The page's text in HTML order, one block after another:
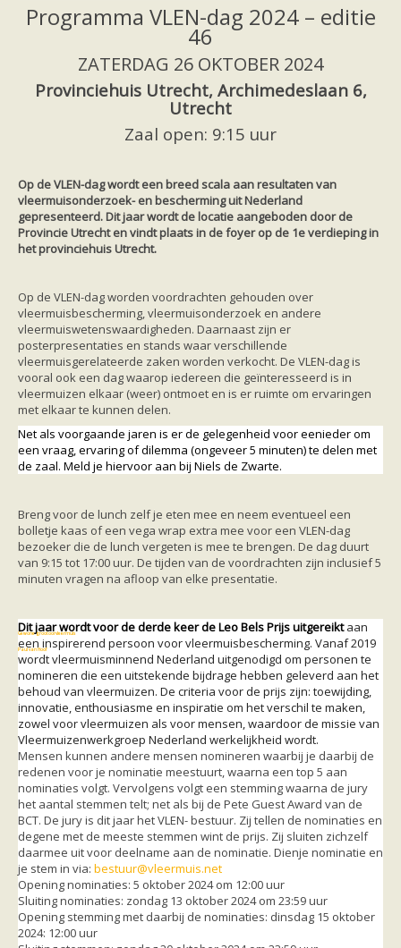
Limburg
Overijssel
Utrecht
Zeeland
Vleermuizen en ziektes
Gebiedsbescherming
Hulp bij bouwplannen en bomenkap
Vleermuisprotocol
Knelpunten in vleermuisbescherming
Vleermuis advies en onderzoekbureaus
Meedoen
Landelijk zoogdierwerkgroepen
Regionale of provinciale werkgroepen
Jeugd
Internationaal
Landelijke natuurverenigingen
Ik wil graag mee op vleermuisexcursie
Vleermuizen in de tuin
Ik ben op zoek naar een detector
Ecologie en soorten
Hoe vleermuizen leven
Echolocatie
Soorten
Baardvleermuis
Bechsteins vleermuis
Bosvleermuis
Franjestaart
Gewone dwergvleermuis
Grijze grootoorvleermuis
Grote rosse vleermuis
Ingekorven vleermuis
Kleine en grote hoefijzerneus
Laatvlieger
Meervleermuis
Mopsvleermuis
Noordse vleermuis
Rosse vleermuis
Ruige dwergvleermuis
Tweekleurige vleermuis
Vale vleermuis
Watervleermuis
Vleermuizen en eikenprocessierups
Kinderpagina
Spreekbeurt
Knutselen
Tekenen
Gewone grootoorvleermuis
Paul van Hoof
Programma VLEN-dag 2024 – editie
46
ZATERDAG 26 OKTOBER 2024
Provinciehuis Utrecht, Archimedeslaan 6,
Utrecht
Zaal open: 9:15 uur
Op de VLEN-dag wordt een breed scala aan resultaten van
vleermuisonderzoek- enbescherming uit Nederland
gepresenteerd. Dit jaar wordt de locatie aangeboden door de
Provincie Utrecht en vindt plaats in de foyer op de 1everdieping in
hetprovinciehuis Utrecht.
Op de VLEN-dag worden voordrachten gehouden over
vleermuisbescherming, vleermuisonderzoek en andere
vleermuiswetenswaardigheden. Daarnaast zijn er
posterpresentaties en stands waar verschillende
vleermuisgerelateerde zaken worden verkocht. De VLEN-dag is
vooral ook een dag waarop iedereen die geïnteresseerd is in
vleermuizen elkaar (weer) ontmoet en is er ruimte om ervaringen
met elkaar te kunnen delen.
Net als voorgaande jaren is er de gelegenheid voor eenieder om
een vraag, ervaring of dilemma (ongeveer 5 minuten) te delen met
de zaal. Meld je hiervoor aan bij Niels de Zwarte.
Breng voor de lunch zelf je eten mee en neem eventueel een
bolletje kaas of een vega wrap extra mee voor een VLEN-dag
bezoeker die de lunch vergeten is mee te brengen. De dag duurt
van 9:15 tot 17:00 uur. De tijden van de voordrachten zijn inclusief 5
minuten vragen na afloop van elke presentatie.
Dit jaar wordt voor de derde keer de Leo Bels Prijs uitgereiktaan
een inspirerend persoon voor vleermuisbescherming. Vanaf 2019
wordt vleermuisminnend Nederland uitgenodigd om personen te
nomineren die een uitstekende bijdrage hebben geleverd aan het
behoud van vleermuizen. De criteria voor de prijs zijn: toewijding,
innovatie, enthousiasme en inspiratie om het verschil te maken,
zowel voor vleermuizen als voor mensen, waardoor de missie van
Vleermuizenwerkgroep Nederland werkelijkheid wordt.
Mensen kunnen andere mensen nomineren waarbij je daarbij de
redenen voor je nominatie meestuurt, waarna een top 5 aan
nominaties volgt. Vervolgens volgt een stemming waarna de jury
het aantal stemmen telt; net als bij de Pete Guest Award van de
BCT. De jury is dit jaar het VLEN- bestuur. Zij tellen de nominaties en
degene met de meeste stemmen wint de prijs. Zij sluiten zichzelf
daarmee uit voor deelname aan de nominatie. Dienje nominatie en
je stem in via: bestuur@vleermuis.net
Opening nominaties: 5 oktober 2024 om 12:00 uur
Sluiting nominaties: zondag 13 oktober 2024 om 23:59 uur
Opening stemming met daarbij de nominaties: dinsdag 15 oktober
2024: 12:00 uur